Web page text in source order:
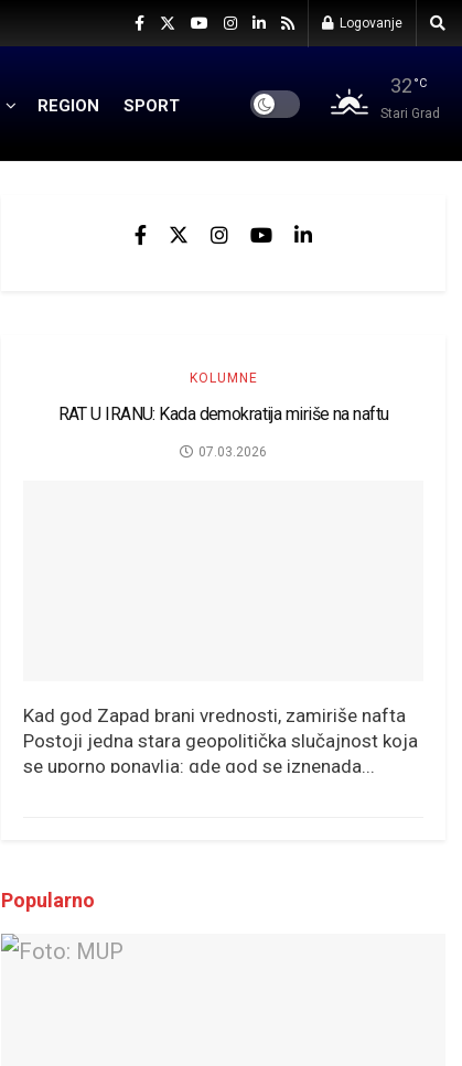
Logovanje
REGION SPORT
32 °C
Stari Grad
KOLUMNE
RAT U IRANU: Kada demokratija miriše na naftu
07.03.2026
Kad god Zapad brani vrednosti, zamiriše nafta
Postoji jedna stara geopolitička slučajnost koja
se uporno ponavlja: gde god se iznenada...
Popularno